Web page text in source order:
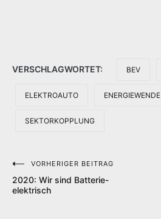
VERSCHLAGWORTET: BEV
ELEKTROAUTO ENERGIEWENDE
SEKTORKOPPLUNG
Beitragsnavigation
VORHERIGER BEITRAG
2020: Wir sind Batterie-
elektrisch